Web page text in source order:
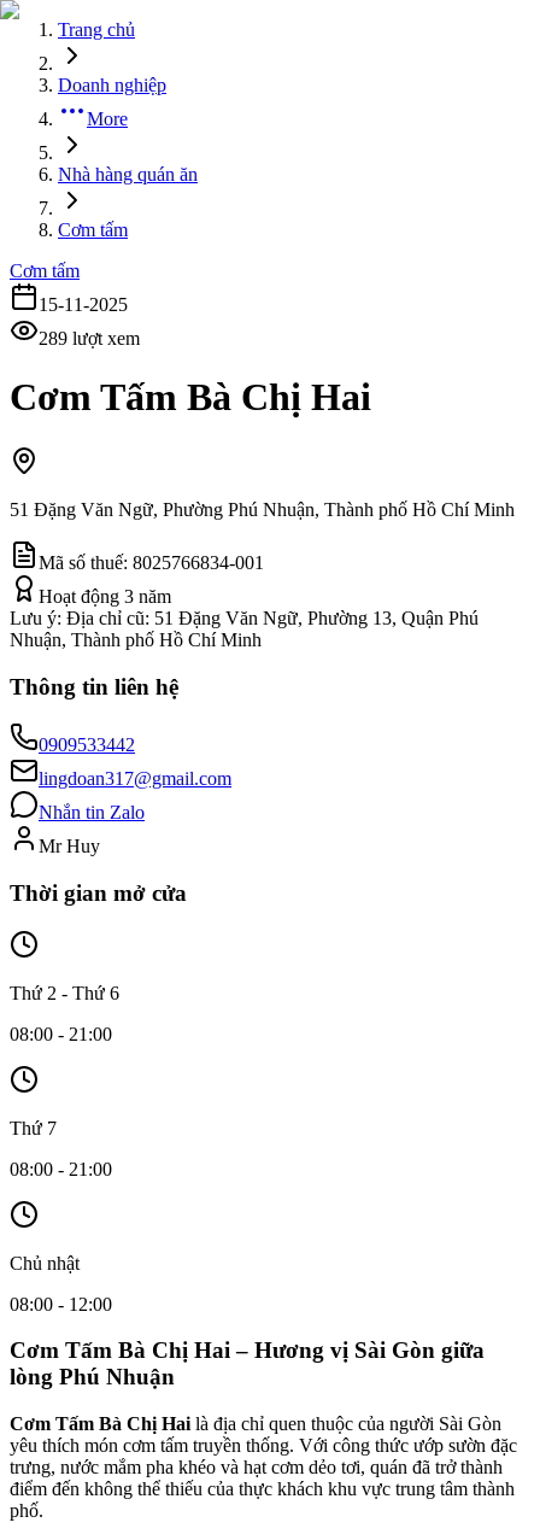
Trang chủ
Doanh nghiệp
More
Nhà hàng quán ăn
Cơm tấm
Cơm tấm
15-11-2025
289 lượt xem
Cơm Tấm Bà Chị Hai
51 Đặng Văn Ngữ, Phường Phú Nhuận, Thành phố Hồ Chí Minh
Mã số thuế: 8025766834-001
Hoạt động 3 năm
Lưu ý: Địa chỉ cũ: 51 Đặng Văn Ngữ, Phường 13, Quận Phú
Nhuận, Thành phố Hồ Chí Minh
Thông tin liên hệ
0909533442
lingdoan317@gmail.com
Nhắn tin Zalo
Mr Huy
Thời gian mở cửa
Thứ 2 - Thứ 6
08:00 - 21:00
Thứ 7
08:00 - 21:00
Chủ nhật
08:00 - 12:00
Cơm Tấm Bà Chị Hai – Hương vị Sài Gòn giữa
lòng Phú Nhuận
Cơm Tấm Bà Chị Hai là địa chỉ quen thuộc của người Sài Gòn
yêu thích món cơm tấm truyền thống. Với công thức ướp sườn đặc
trưng, nước mắm pha khéo và hạt cơm dẻo tơi, quán đã trở thành
điểm đến không thể thiếu của thực khách khu vực trung tâm thành
phố.